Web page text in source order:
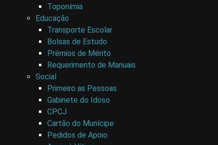
Toponímia
Educação
Transporte Escolar
Bolsas de Estudo
Prémios de Mérito
Requerimento de Manuais
Social
Primeiro as Pessoas
Gabinete do Idoso
CPCJ
Cartão do Munícipe
Pedidos de Apoio